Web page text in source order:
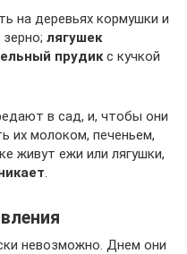
на деревьях кормушки и
лягушек
прудик с кучкой
в сад, и, чтобы они
их молоком, печеньем,
живут ежи или лягушки,
невозможно. Днем они